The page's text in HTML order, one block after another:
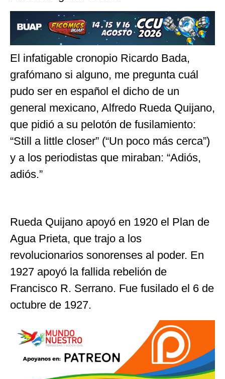
El infatigable cronopio Ricardo Bada,
grafómano si alguno, me pregunta cuál
pudo ser en español el dicho de un
general mexicano, Alfredo Rueda Quijano,
que pidió a su pelotón de fusilamiento:
“Still a little closer” (“Un poco más cerca”)
y a los periodistas que miraban: “Adiós,
adiós.”
Rueda Quijano apoyó en 1920 el Plan de
Agua Prieta, que trajo a los
revolucionarios sonorenses al poder. En
1927 apoyó la fallida rebelión de
Francisco R. Serrano. Fue fusilado el 6 de
octubre de 1927.